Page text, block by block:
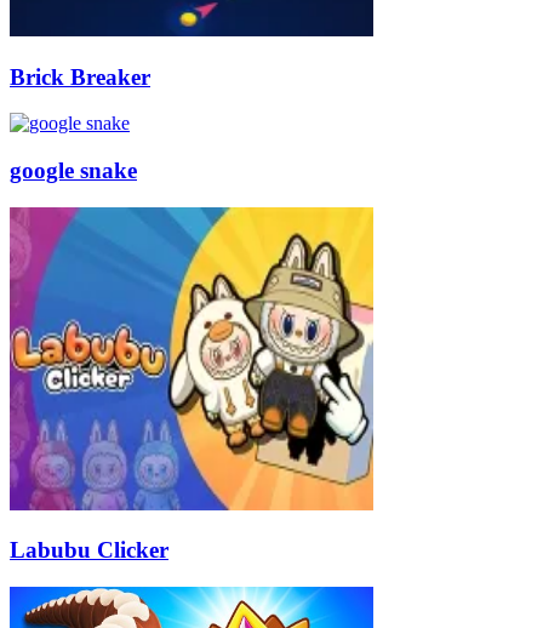
Brick Breaker
google snake
Labubu Clicker